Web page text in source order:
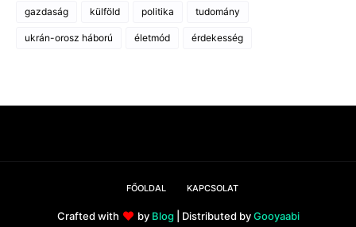
gazdaság külföld politika tudomány
ukrán-orosz háború életmód érdekesség
FŐOLDAL KAPCSOLAT
Crafted with by Blog| Distributed byGooyaabi